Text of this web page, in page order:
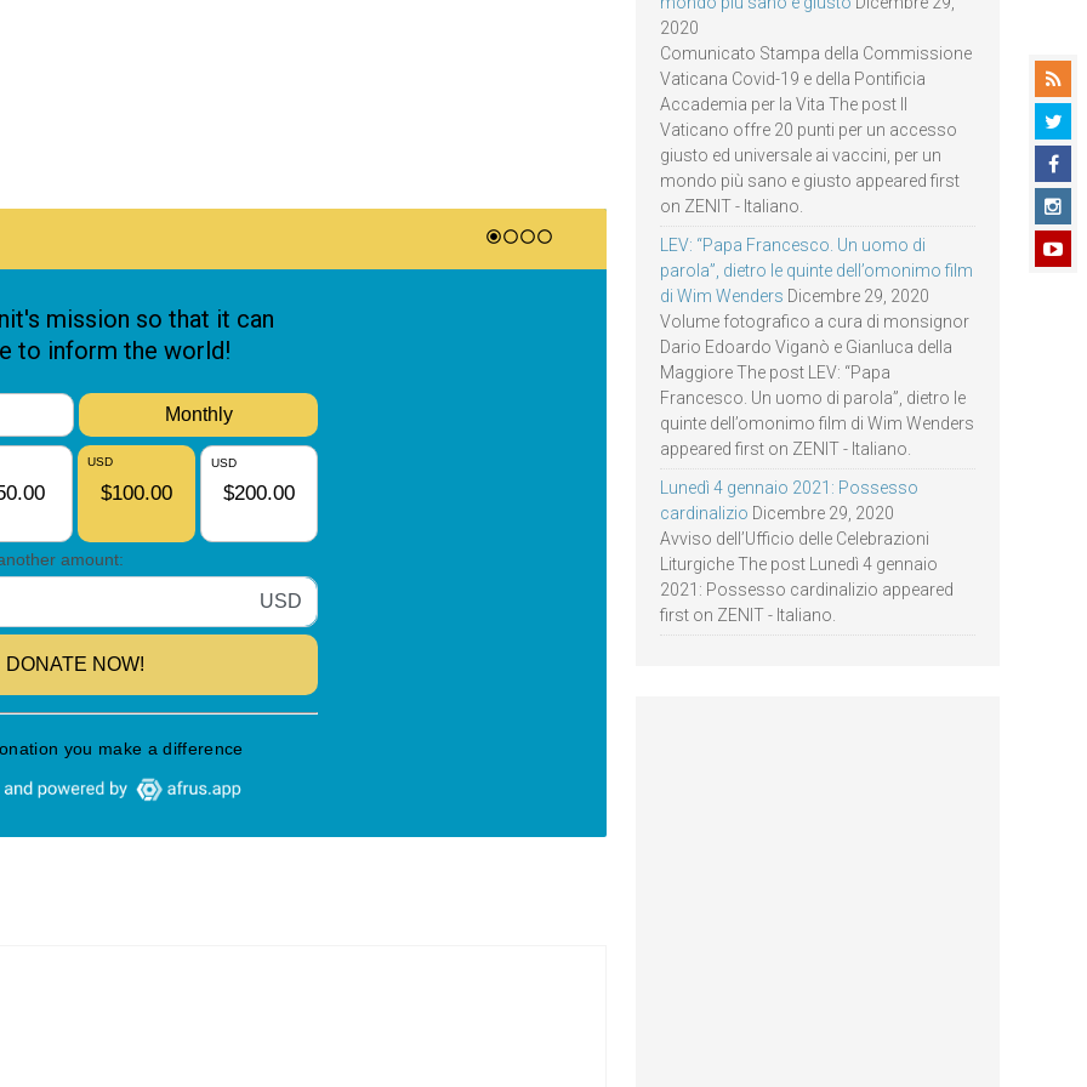
2020
Comunicato Stampa della Commissione
Vaticana Covid-19 e della Pontificia
Accademia per la Vita The post Il
Vaticano offre 20 punti per un accesso
giusto ed universale ai vaccini, per un
mondo più sano e giusto appeared first
on ZENIT - Italiano.
LEV: “Papa Francesco. Un uomo di
parola”, dietro le quinte dell’omonimo film
di Wim Wenders Dicembre 29, 2020
Volume fotografico a cura di monsignor
Dario Edoardo Viganò e Gianluca della
Maggiore The post LEV: “Papa
Francesco. Un uomo di parola”, dietro le
quinte dell’omonimo film di Wim Wenders
appeared first on ZENIT - Italiano.
Lunedì 4 gennaio 2021: Possesso
cardinalizio Dicembre 29, 2020
Avviso dell’Ufficio delle Celebrazioni
Liturgiche The post Lunedì 4 gennaio
2021: Possesso cardinalizio appeared
first on ZENIT - Italiano.